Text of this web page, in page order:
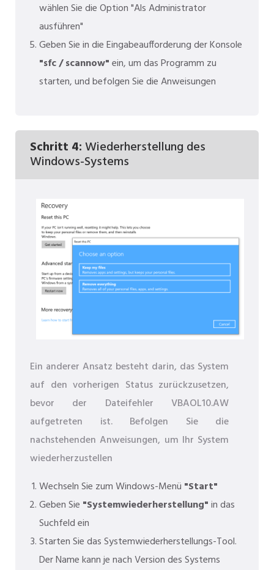
wählen Sie die Option "Als Administrator
ausführen"
Geben Sie in die Eingabeaufforderung der Konsole
"sfc / scannow"ein, um das Programm zu
starten, und befolgen Sie die Anweisungen
Schritt 4:Wiederherstellung des
Windows-Systems
Ein anderer Ansatz besteht darin, das System
auf den vorherigen Status zurückzusetzen,
bevor der Dateifehler VBAOL10.AW
aufgetreten ist. Befolgen Sie die
nachstehenden Anweisungen, um Ihr System
wiederherzustellen
Wechseln Sie zum Windows-Menü "Start"
Geben Sie "Systemwiederherstellung"in das
Suchfeld ein
Starten Sie das Systemwiederherstellungs-Tool.
Der Name kann je nach Version des Systems